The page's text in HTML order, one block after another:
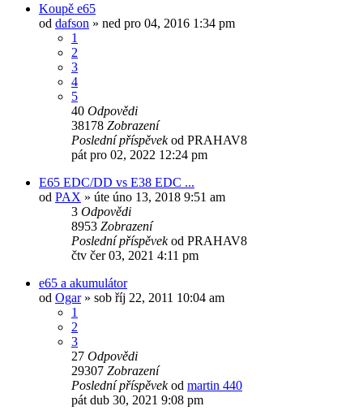
Koupě e65
od dafson » ned pro 04, 2016 1:34 pm
1
2
3
4
5
40 Odpovědi
38178 Zobrazení
Poslední příspěvekod PRAHAV8
pát pro 02, 2022 12:24 pm
E65 EDC/DD vs E38 EDC ...
od PAX » úte úno 13, 2018 9:51 am
3 Odpovědi
8953 Zobrazení
Poslední příspěvekod PRAHAV8
čtv čer 03, 2021 4:11 pm
e65 a akumulátor
od Ogar» sob říj 22, 2011 10:04 am
1
2
3
27 Odpovědi
29307 Zobrazení
Poslední příspěvekod martin 440
pát dub 30, 2021 9:08 pm